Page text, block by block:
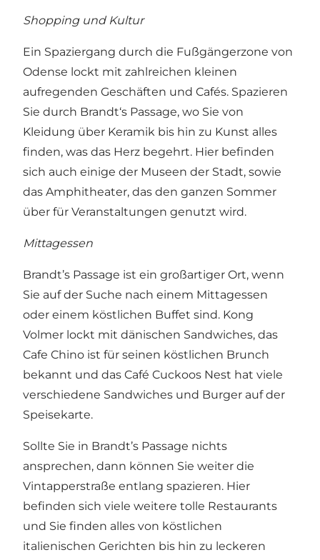
Shopping und Kultur
Ein Spaziergang durch die Fußgängerzone von
Odense lockt mit zahlreichen kleinen
aufregenden Geschäften und Cafés. Spazieren
Sie durch Brandt‘s Passage, wo Sie von
Kleidung über Keramik bis hin zu Kunst alles
finden, was das Herz begehrt. Hier befinden
sich auch einige der Museen der Stadt, sowie
das Amphitheater, das den ganzen Sommer
über für Veranstaltungen genutzt wird.
Mittagessen
Brandt’s Passage ist ein großartiger Ort, wenn
Sie auf der Suche nach einem Mittagessen
oder einem köstlichen Buffet sind. Kong
Volmer lockt mit dänischen Sandwiches, das
Cafe Chino ist für seinen köstlichen Brunch
bekannt und das Café Cuckoos Nest hat viele
verschiedene Sandwiches und Burger auf der
Speisekarte.
Sollte Sie in Brandt’s Passage nichts
ansprechen, dann können Sie weiter die
Vintapperstraße entlang spazieren. Hier
befinden sich viele weitere tolle Restaurants
und Sie finden alles von köstlichen
italienischen Gerichten bis hin zu leckeren